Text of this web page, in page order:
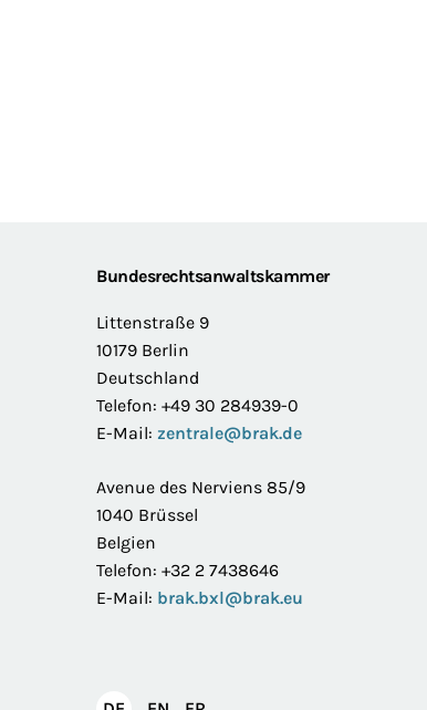
FooterBundesrechtsanwaltskammer
Littenstraße 9
10179 Berlin
Deutschland
Telefon: +49 30 284939-0
E-Mail: zentrale@brak.de
Avenue des Nerviens 85/9
1040 Brüssel
Belgien
Telefon: +32 2 7438646
E-Mail: brak.bxl@brak.eu